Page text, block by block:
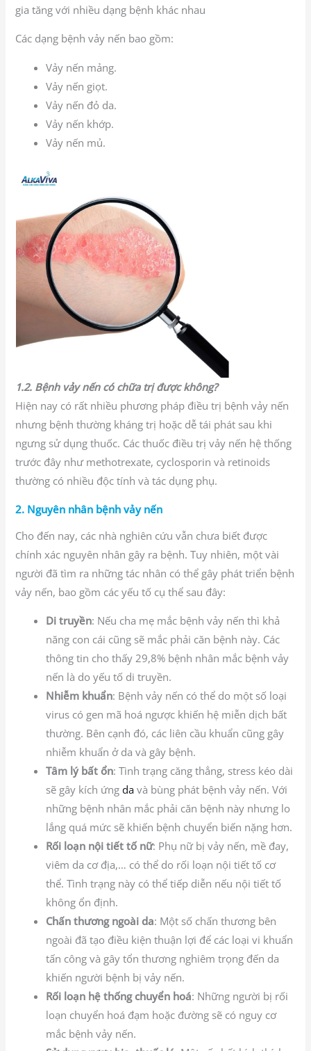
gia tăng với nhiều dạng bệnh khác nhau
Các dạng bệnh vảy nến bao gồm:
Vảy nến mảng.
Vảy nến giọt.
Vảy nến đỏ da.
Vảy nến khớp.
Vảy nến mủ.
1.2. Bệnh vảy nến có chữa trị được không?
Hiện nay có rất nhiều phương pháp điều trị bệnh vảy nến
nhưng bệnh thường kháng trị hoặc dễ tái phát sau khi
ngưng sử dụng thuốc. Các thuốc điều trị vảy nến hệ thống
trước đây như methotrexate, cyclosporin và retinoids
thường có nhiều độc tính và tác dụng phụ.
2. Nguyên nhân bệnh vảy nến
Cho đến nay, các nhà nghiên cứu vẫn chưa biết được
chính xác nguyên nhân gây ra bệnh. Tuy nhiên, một vài
người đã tìm ra những tác nhân có thể gây phát triển bệnh
vảy nến, bao gồm các yếu tố cụ thể sau đây:
Di truyền: Nếu cha mẹ mắc bệnh vảy nến thì khả
năng con cái cũng sẽ mắc phải căn bệnh này. Các
thông tin cho thấy 29,8% bệnh nhân mắc bệnh vảy
nến là do yếu tố di truyền.
Nhiễm khuẩn: Bệnh vảy nến có thể do một số loại
virus có gen mã hoá ngược khiến hệ miễn dịch bất
thường. Bên cạnh đó, các liên cầu khuẩn cũng gây
nhiễm khuẩn ở da và gây bệnh.
Tâm lý bất ổn: Tình trạng căng thẳng, stress kéo dài
sẽ gây kích ứngda và bùng phát bệnh vảy nến. Với
những bệnh nhân mắc phải căn bệnh này nhưng lo
lắng quá mức sẽ khiến bệnh chuyển biến nặng hơn.
Rối loạn nội tiết tố nữ: Phụ nữ bị vảy nến, mề đay,
viêm da cơ địa,… có thể do rối loạn nội tiết tố cơ
thể. Tình trạng này có thể tiếp diễn nếu nội tiết tố
không ổn định.
Chấn thương ngoài da: Một số chấn thương bên
ngoài đã tạo điều kiện thuận lợi để các loại vi khuẩn
tấn công và gây tổn thương nghiêm trọng đến da
khiến người bệnh bị vảy nến.
Rối loạn hệ thống chuyển hoá: Những người bị rối
loạn chuyển hoá đạm hoặc đường sẽ có nguy cơ
mắc bệnh vảy nến.